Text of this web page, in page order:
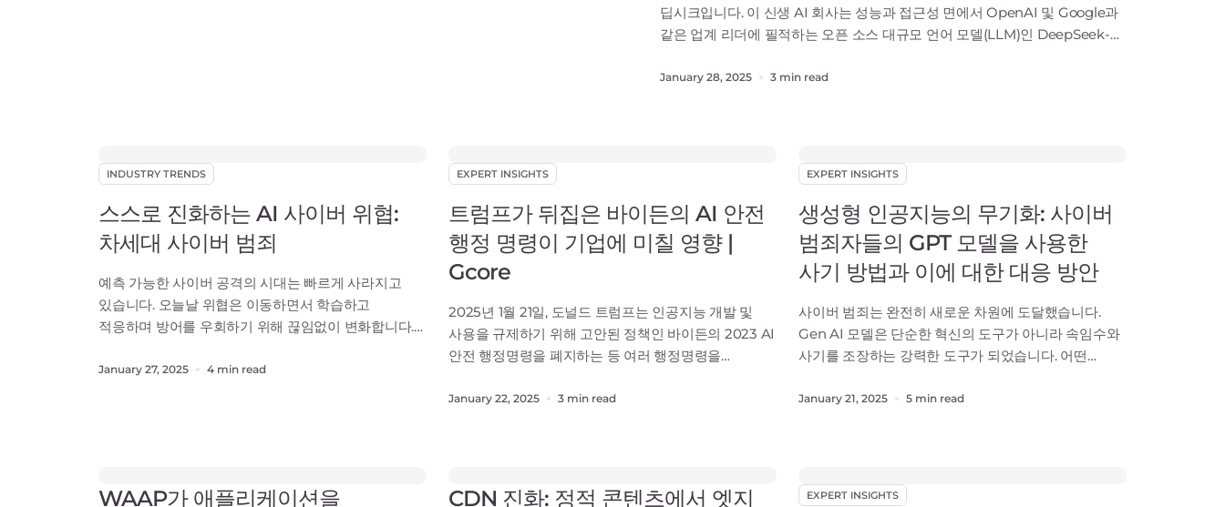
딥시크입니다. 이 신생 AI 회사는 성능과 접근성 면에서 OpenAI 및 Google과
같은 업계 리더에 필적하는 오픈 소스 대규모 언어 모델(LLM)인 DeepSeek-
훨씬 적은 560만 달러를 투자해단 두 달 만에 개발한 DeepSeek-R1의 출시는
January 28, 2025 3 min read
INDUSTRY TRENDS
스스로 진화하는 AI 사이버 위협:
차세대 사이버 범죄
예측 가능한 사이버 공격의 시대는 빠르게 사라지고
있습니다. 오늘날 위협은 이동하면서 학습하고
적응하며 방어를 우회하기 위해 끊임없이 변화합니다.
현실적인 이야기입니다. 스스로 진화하는 AI 사이버
January 27, 2025 4 min read
EXPERT INSIGHTS
트럼프가 뒤집은 바이든의 AI 안전
행정 명령이 기업에 미칠 영향 |
Gcore
2025년 1월 21일, 도널드 트럼프는 인공지능 개발 및
사용을 규제하기 위해 고안된 정책인 바이든의 2023 AI
안전 행정명령을 폐지하는 등 여러 행정명령을
미국의 AI 정책이 규제보다 혁신을 우선시하는
어떤 사람들에
January 22, 2025 3 min read
EXPERT INSIGHTS
생성형 인공지능의 무기화: 사이버
범죄자들의 GPT 모델을 사용한
사기 방법과 이에 대한 대응 방안
사이버 범죄는 완전히 새로운 차원에 도달했습니다.
Gen AI 모델은 단순한 혁신의 도구가 아니라 속임수와
사기를 조장하는 강력한 도구가 되었습니다. 어떤
정교한 피싱 이메일이나 딥페이크 기술을 통해 기존
그렇지 않은 기업은
January 21, 2025 5 min read
WAAP가 애플리케이션을
CDN 진화: 정적 콘텐츠에서 엣지
EXPERT INSIGHTS